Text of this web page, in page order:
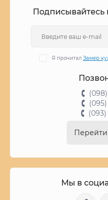
Подписывайтесь
Я прочитал Замер
Перейти
Мы в